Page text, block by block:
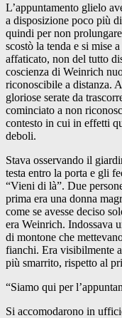
L’appuntamento glielo
a disposizione poco più
quindi per non
scostò la tenda e si mise
affaticato, non del tutto
coscienza di Weinrich
riconoscibile a distanza.
gloriose serate da
cominciato a non
contesto in cui in effetti
deboli.
Stava osservando il
testa entro la porta e gli
“Vieni di là”. Due
prima era una donna
come se avesse deciso
era Weinrich. Indossava
di montone che
fianchi. Era visibilmente
più smarrito, rispetto al
“Siamo qui per
Si accomodarono in